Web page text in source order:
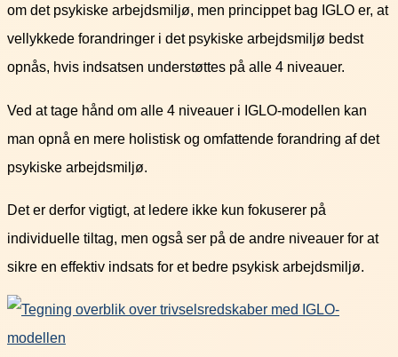
om det psykiske arbejdsmiljø, men princippet bag IGLO er, at
vellykkede forandringer i det psykiske arbejdsmiljø bedst
opnås, hvis indsatsen understøttes på alle 4 niveauer.
Ved at tage hånd om alle 4 niveauer i IGLO-modellen kan
man opnå en mere holistisk og omfattende forandring af det
psykiske arbejdsmiljø.
Det er derfor vigtigt, at ledere ikke kun fokuserer på
individuelle tiltag, men også ser på de andre niveauer for at
sikre en effektiv indsats for et bedre psykisk arbejdsmiljø.